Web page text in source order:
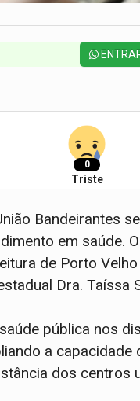
0
Triste
Bandeirantes
em saúde.
de Porto
Dra. Taíssa
pública nos
a capacidade
dos centros